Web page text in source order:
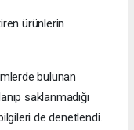
ürünlerin
bulunan
saklanmadığı
de denetlendi.